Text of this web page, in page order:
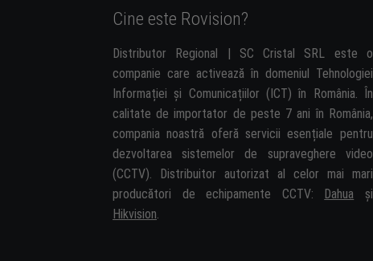
Cine este Rovision?
Distributor Regional | SC Cristal SRL este o
companie care activează în domeniul Tehnologiei
Informației și Comunicațiilor (ICT) în România. În
calitate de importator de peste 7 ani în România,
compania noastră oferă servicii esențiale pentru
dezvoltarea sistemelor de supraveghere video
(CCTV). Distribuitor autorizat al celor mai mari
producători de echipamente CCTV:
Dahua și
Hikvision.